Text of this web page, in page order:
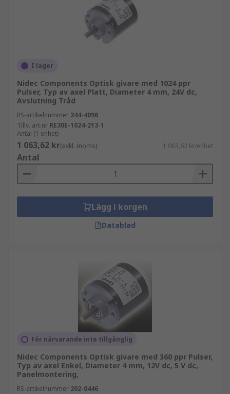
I lager
Nidec Components Optisk givare med 1024 ppr
Pulser, Typ av axel Platt, Diameter 4 mm, 24V dc,
Avslutning Tråd
RS-artikelnummer 244-4096
Tillv. art.nr RE30E-1024-213-1
Antal (1 enhet)
1 063,62 kr(exkl. moms) 1 063,62 kr/enhet
Antal
Lägg i korgen
Datablad
För närvarande inte tillgänglig
Nidec Components Optisk givare med 360 ppr Pulser,
Typ av axel Enkel, Diameter 4 mm, 12V dc, 5 V dc,
Panelmontering,
RS-artikelnummer 202-0446